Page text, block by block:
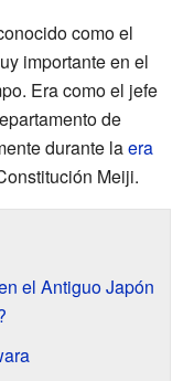
como el
importante en el
Era como el jefe
de
durante laera
Meiji.
el Antiguo Japón